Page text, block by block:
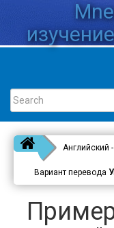
Вариант перевода